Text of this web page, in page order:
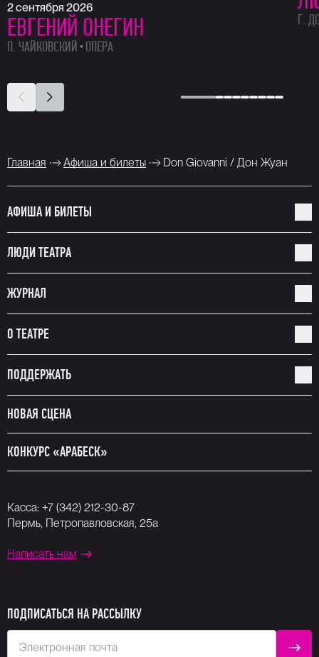
2 сентября 2026
ЕВГЕНИЙ ОНЕГИН
П. ЧАЙКОВСКИЙ ОПЕРА
Г.
Главная Афиша и билеты Don Giovanni / Дон Жуан
АФИША И БИЛЕТЫ
ЛЮДИ ТЕАТРА
ЖУРНАЛ
О ТЕАТРЕ
ПОДДЕРЖАТЬ
НОВАЯ СЦЕНА
КОНКУРС «АРАБЕСК»
Касса: +7 (342) 212-30-87
Пермь, Петропавловская, 25а
Написать нам
ПОДПИСАТЬСЯ НА РАССЫЛКУ
Электронная почта